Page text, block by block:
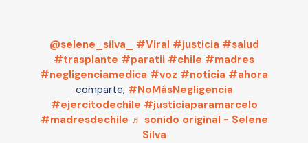
@selene_silva_ #Viral #justicia #salud
#trasplante #paratii #chile #madres
#negligenciamedica #voz #noticia #ahora
comparte, #NoMásNegligencia
#ejercitodechile #justiciaparamarcelo
#madresdechile ♬ sonido original - Selene
Silva